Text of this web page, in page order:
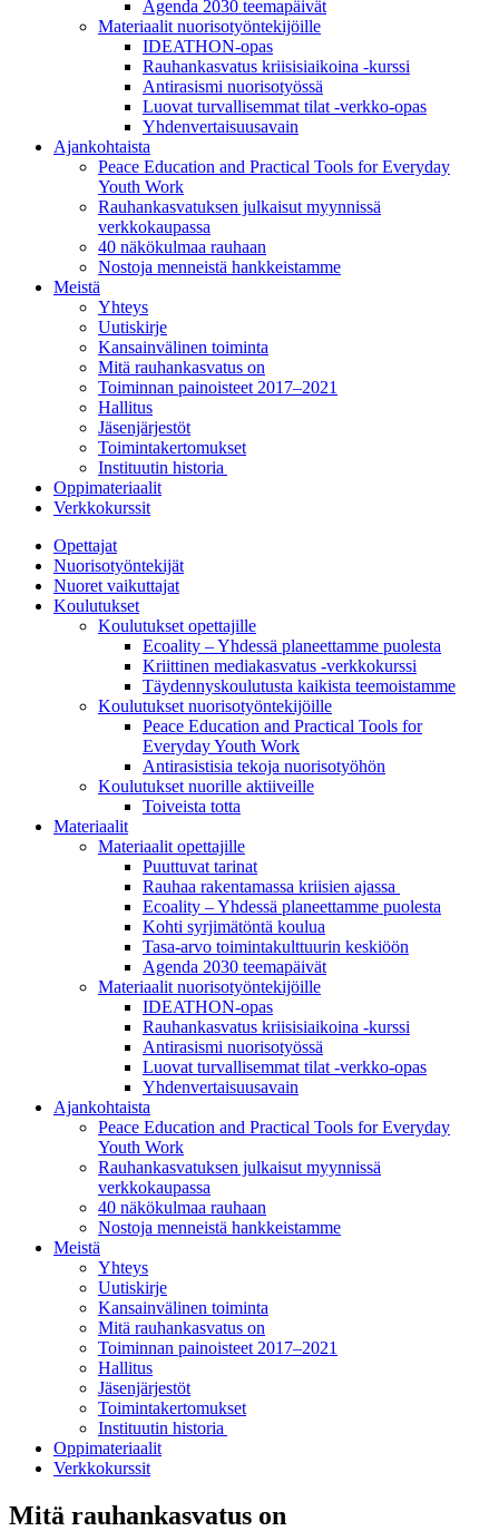
Agenda 2030 teemapäivät
Materiaalit nuorisotyöntekijöille
IDEATHON-opas
Rauhankasvatus kriisisiaikoina -kurssi
Antirasismi nuorisotyössä
Luovat turvalli­semmat tilat -verkko-opas
Yhdenvertai­suus­avain
Ajankohtaista
Peace Education and Practical Tools for Everyday
Youth Work
Rauhankasvatuksen julkaisut myynnissä
verkkokaupassa
40 näkökulmaa rauhaan
Nostoja menneistä hankkeistamme
Meistä
Yhteys
Uutiskirje
Kansainvälinen toiminta
Mitä rauhankasvatus on
Toiminnan painoisteet 2017–2021
Hallitus
Jäsenjärjestöt
Toimintakertomukset
Instituutin historia
Oppimateriaalit
Verkkokurssit
Opettajat
Nuorisotyöntekijät
Nuoret vaikuttajat
Koulutukset
Koulutukset opettajille
Ecoality – Yhdessä planeettamme puolesta
Kriittinen mediakasvatus -verkkokurssi
Täydennys­koulutusta kaikista teemois­tamme
Koulutukset nuorisotyöntekijöille
Peace Education and Practical Tools for
Everyday Youth Work
Antirasistisia tekoja nuorisotyöhön
Koulutukset nuorille aktiiveille
Toiveista totta
Materiaalit
Materiaalit opettajille
Puuttuvat tarinat
Rauhaa rakentamassa kriisien ajassa
Ecoality – Yhdessä planeettamme puolesta
Kohti syrjimä­töntä koulua
Tasa-arvo toiminta­kulttuurin keskiöön
Agenda 2030 teemapäivät
Materiaalit nuorisotyöntekijöille
IDEATHON-opas
Rauhankasvatus kriisisiaikoina -kurssi
Antirasismi nuorisotyössä
Luovat turvalli­semmat tilat -verkko-opas
Yhdenvertai­suus­avain
Ajankohtaista
Peace Education and Practical Tools for Everyday
Youth Work
Rauhankasvatuksen julkaisut myynnissä
verkkokaupassa
40 näkökulmaa rauhaan
Nostoja menneistä hankkeistamme
Meistä
Yhteys
Uutiskirje
Kansainvälinen toiminta
Mitä rauhankasvatus on
Toiminnan painoisteet 2017–2021
Hallitus
Jäsenjärjestöt
Toimintakertomukset
Instituutin historia
Oppimateriaalit
Verkkokurssit
Mitä rauhankasvatus on